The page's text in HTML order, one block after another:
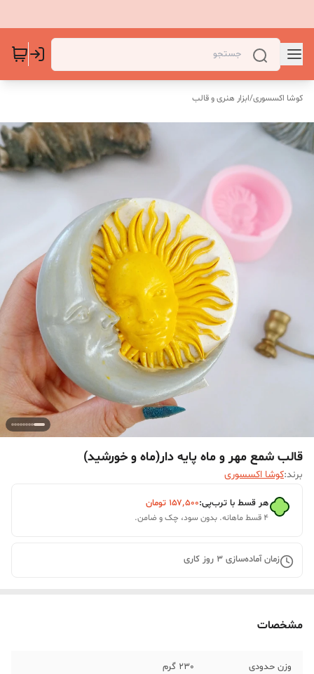
کوشا اکسسوری/ابزار هنری و قالب
قالب شمع مهر و ماه پایه دار(ماه و خورشید)
برند:کوشا اکسسوری
هر قسط با ترب‌پی:۱۵۷٬۵۰۰ تومان
۴ قسط ماهانه. بدون سود، چک و ضامن.
زمان آماده‌سازی 3 روز کاری
مشخصات
وزن حدودی 230 گرم